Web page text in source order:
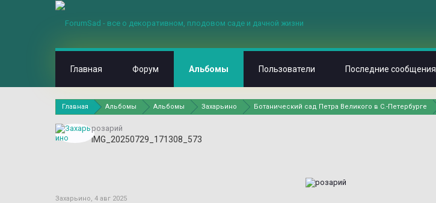
Главная Альбомы Альбомы Захарьино Ботанический сад Петра Великого в С.-Петербурге
розарий
IMG_20250729_171308_573
Захарьино, 4 авг 2025
Главная Форум Альбомы Пользователи Последние сообщения